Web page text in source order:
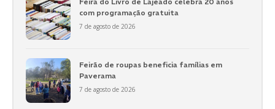
com programação gratuita
7 de agosto de 2026
Feirão de roupas beneficia famílias em
Paverama
7 de agosto de 2026